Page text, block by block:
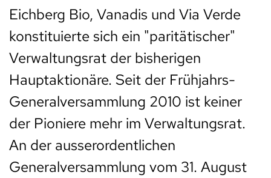
Eichberg Bio, Vanadis und Via Verde
konstituierte sich ein "paritätischer"
Verwaltungsrat der bisherigen
Hauptaktionäre. Seit der Frühjahrs-
Generalversammlung 2010 ist keiner
der Pioniere mehr im Verwaltungsrat.
An der ausserordentlichen
Generalversammlung vom 31. August